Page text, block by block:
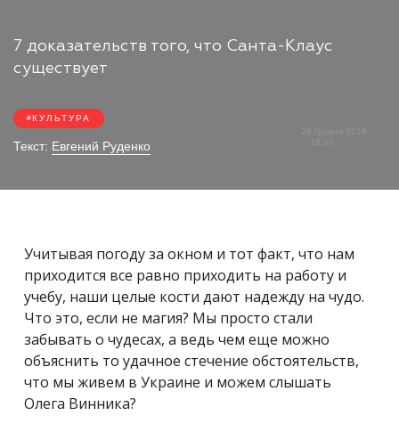
7 доказательств того, что Санта-Клаус
существует
КУЛЬТУРА
Текст: Евгений Руденко
28 Грудня 2018
Учитывая погоду за окном и тот факт, что нам
приходится все равно приходить на работу и
учебу, наши целые кости дают надежду на чудо.
Что это, если не магия? Мы просто стали
забывать о чудесах, а ведь чем еще можно
объяснить то удачное стечение обстоятельств,
что мы живем в Украине и можем слышать
Олега Винника?